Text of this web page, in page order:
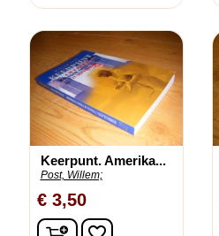
Keerpunt. Amerika...
Post, Willem;
€ 3,50
In winkelwagen